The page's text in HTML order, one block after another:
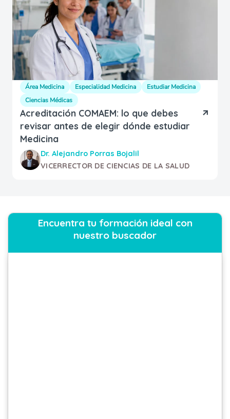
Área Medicina Especialidad Medicina
Estudiar Medicina
Ciencias Médicas
Acreditación COMAEM: lo que debes
revisar antes de elegir dónde estudiar
Medicina
Dr. Alejandro Porras Bojalil
VICERRECTOR DE CIENCIAS DE LA SALUD
Encuentra tu formación ideal con
nuestro buscador